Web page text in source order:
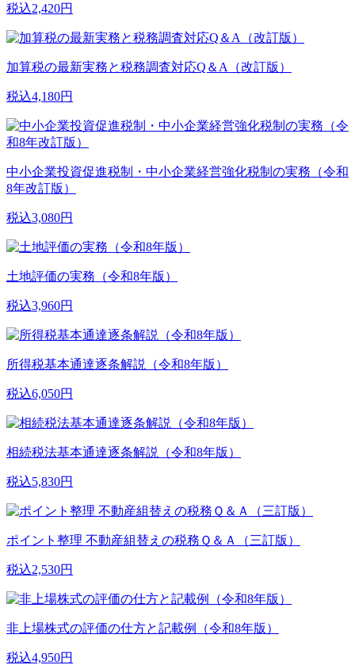
税込2,420円
加算税の最新実務と税務調査対応Q＆A（改訂版）
税込4,180円
中小企業投資促進税制・中小企業経営強化税制の実務（令和
8年改訂版）
税込3,080円
土地評価の実務（令和8年版）
税込3,960円
所得税基本通達逐条解説（令和8年版）
税込6,050円
相続税法基本通達逐条解説（令和8年版）
税込5,830円
ポイント整理 不動産組替えの税務Ｑ＆Ａ（三訂版）
税込2,530円
非上場株式の評価の仕方と記載例（令和8年版）
税込4,950円